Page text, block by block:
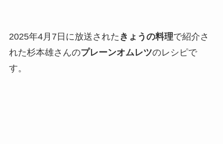
2025年4月7日に放送された きょうの料理で紹介さ
れた杉本雄さんのプレーンオムレツのレシピで
す。